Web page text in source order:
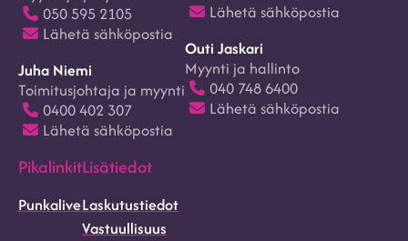
050 595 2105
Lähetä sähköpostia
Juha Niemi
Toimitusjohtaja ja myynti
0400 402 307
Lähetä sähköpostia
Lähetä sähköpostia
Outi Jaskari
Myynti ja hallinto
040 748 6400
Lähetä sähköpostia
Pikalinkit
Punkalive
Lisätiedot
Laskutustiedot
Vastuullisuus